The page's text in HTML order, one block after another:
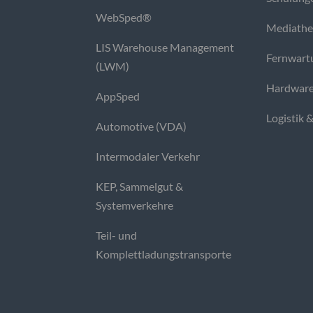
WebSped®
LIS Warehouse Management
(LWM)
AppSped
Automotive (VDA)
Intermodaler Verkehr
KEP, Sammelgut &
Systemverkehre
Teil- und
Komplettladungstransporte
Logistik